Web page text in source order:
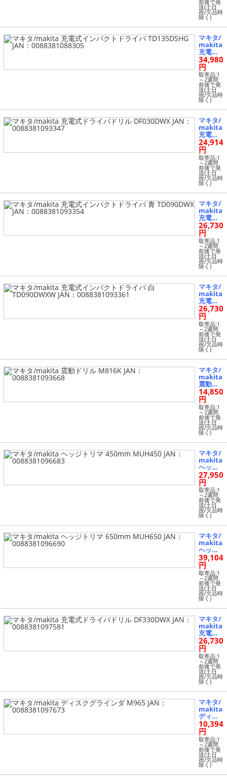
RH JA
N：008
8381088
275
前後で発
送(土日
祝/欠品時
除く)
マキタ/
makita
充電式
インパ
クトド
ライバ
TD135D
SHG JA
N：008
8381088
305
34,980
円
取寄品:1
～2週間
前後で発
送(土日
祝/欠品時
除く)
マキタ/
makita
充電式
ドライ
バドリ
ル DF03
0DWX J
AN：00
8838109
3347
24,914
円
取寄品:1
～2週間
前後で発
送(土日
祝/欠品時
除く)
マキタ/
makita
充電式
インパ
クトド
ライバ
青 TD09
0DWX J
AN：00
8838109
3354
26,730
円
取寄品:1
～2週間
前後で発
送(土日
祝/欠品時
除く)
マキタ/
makita
充電式
インパ
クトド
ライバ
白 TD09
0DWX
W JA
N：008
8381093
26,730
円
取寄品:1
～2週間
前後で発
送(土日
祝/欠品時
除く)
マキタ/
makita
震動ド
リル M8
16K JA
N：008
8381093
668
14,850
円
取寄品:1
～2週間
前後で発
送(土日
祝/欠品時
除く)
マキタ/
makita
ヘッジ
トリマ 4
50mm
MUH45
0 JAN：
0088381
096683
27,950
円
取寄品:1
～2週間
前後で発
送(土日
祝/欠品時
除く)
マキタ/
makita
ヘッジ
トリマ 6
50mm
MUH65
0 JAN：
0088381
096690
39,104
円
取寄品:1
～2週間
前後で発
送(土日
祝/欠品時
除く)
マキタ/
makita
充電式
ドライ
バドリ
ル DF33
0DWX J
AN：00
8838109
7581
26,730
円
取寄品:1
～2週間
前後で発
送(土日
祝/欠品時
除く)
マキタ/
makita
ディス
クグラ
インダ
M965 JA
N：008
8381097
673
10,394
円
取寄品:1
～2週間
前後で発
送(土日
祝/欠品時
除く)